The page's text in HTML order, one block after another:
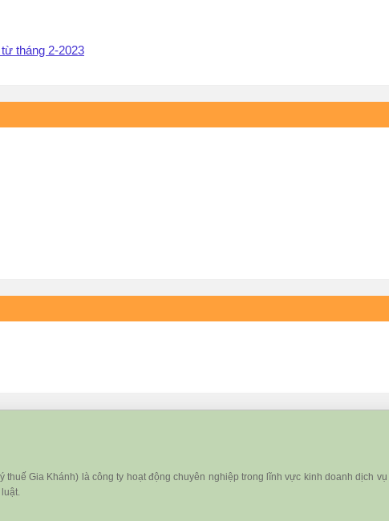
tháng 2-2023
thuế Gia Khánh) là công ty hoạt động chuyên nghiệp trong lĩnh vực kinh doanh dịch vụ